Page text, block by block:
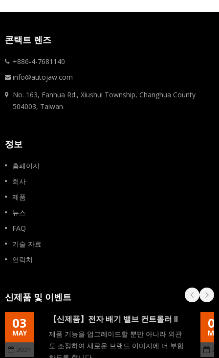
콘택트 렌즈
+886-4-7681140
info@autojaw.com
No. 163, Fanhua Rd., Xiushui Township, Changhua County
504003, Taiwan
정보
홈페이지
회사
제품
뉴스
FAQ
기술 자료
연락처
신제품 및 이벤트
03
MAY
2021
【신제품】전자 배기 밸브 컨트롤러 II
제품 기능을 업그레이드할 뿐만 아니라 외관
도 조정하여 새로운 브랜드 이미지에 더 부합